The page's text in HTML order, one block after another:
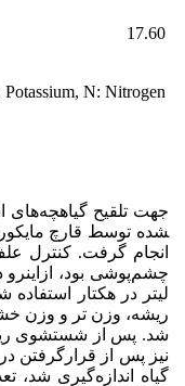
17.60
N: Nitrogen,
جهت تلقیح گیاهچه‌های اسفناج مقدار 100 گرم مایه تلقیح قارچ یا پروپاگول
شده توسط قارچ
انجام گرفت. کنترل
چشم‌پوشی بود، از این
لیتر در هکتار
شد. پس از شستشوی
نیز پس از قرارگرفتن در آون و دمای 72 درجه سانتی‌گراد پس از 72 ساعت
گیاه اندازه‌گیری شد،